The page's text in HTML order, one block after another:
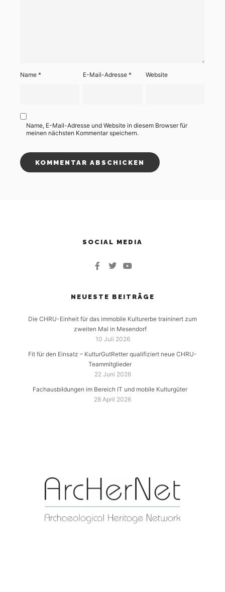
Name * E-Mail-Adresse* Website
Name, E-Mail-Adresse und Website in diesem Browser für
meinen nächsten Kommentar speichern.
SOCIAL MEDIA
NEUESTE BEITRÄGE
Die CHRU-Einheit für das immobile Kulturerbe traininert zum
zweiten Mal in Mesendorf
10 Juli 2026
Fit für den Einsatz – KulturGutRetter qualifiziert neue CHRU-
Teammitglieder
22 Juni 2026
Fachausbildungen im Bereich IT und mobile Kulturgüter
28 April 2026